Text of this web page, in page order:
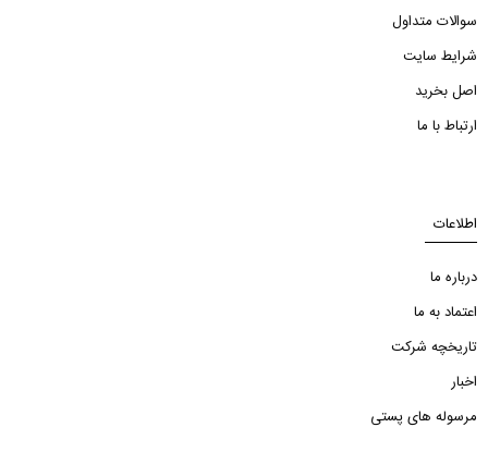
سوالات متداول
شرایط سایت
اصل بخرید
ارتباط با ما
اطلاعات
درباره ما
اعتماد به ما
تاریخچه شرکت
اخبار
مرسوله های پستی